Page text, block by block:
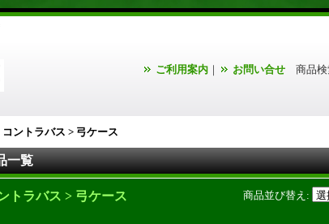
ご利用案内 ｜ お問い合せ 商品
コントラバス > 弓ケース
一覧
トラバス > 弓ケース 商品並び替え :